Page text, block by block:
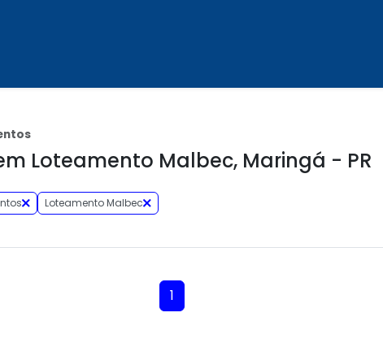
Loteamento Malbec, Maringá - PR
Loteamento Malbec
1